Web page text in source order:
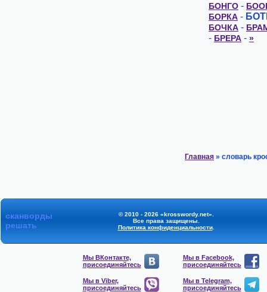
БОНГО -
БОРКА -
БОЧКА -
- БРЕРА - »
Главная » словарь
сканворды
решать
© 2010 - 2026 «krosswordy.net».
Все права защищены.
Политика конфиденциальности.
Мы ВКонтакте,
присоединяйтесь
Мы в Facebook,
присоединяйтесь
Мы в Viber,
присоединяйтесь
Мы в Telegram,
присоединяйтесь